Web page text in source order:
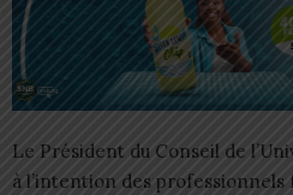
Le Président du Conseil de
à l’intention des